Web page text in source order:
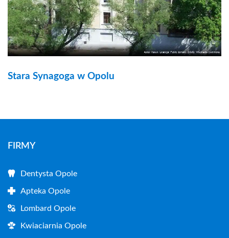
Stara Synagoga w Opolu
FIRMY
Dentysta Opole
Apteka Opole
Lombard Opole
Kwiaciarnia Opole